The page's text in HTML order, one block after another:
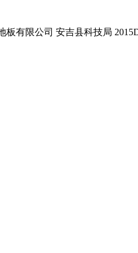
有限公司 安吉县科技局